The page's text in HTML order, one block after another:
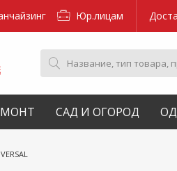
Юр.лицам
САД И ОГОРОД